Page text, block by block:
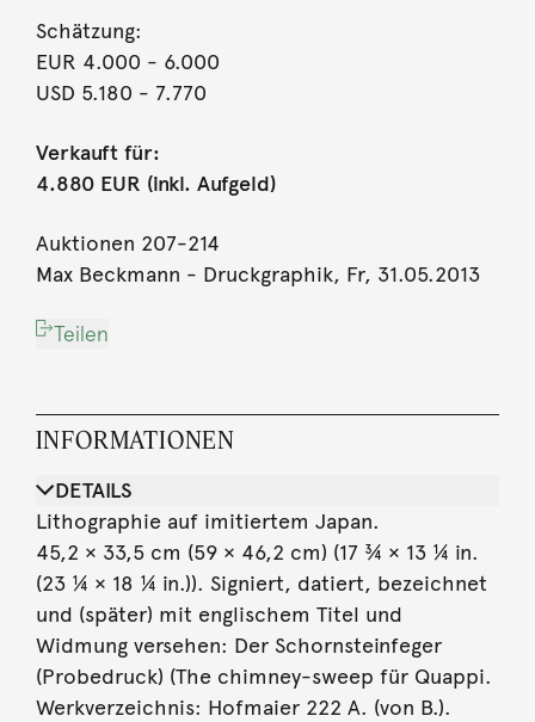
Schätzung:
EUR 4.000 - 6.000
USD 5.180 - 7.770
Verkauft für:
4.880 EUR (inkl. Aufgeld)
Auktionen 207-214
Max Beckmann - Druckgraphik, Fr, 31.05.2013
Teilen
INFORMATIONEN
DETAILS
Lithographie auf imitiertem Japan.
45,2 × 33,5 cm (59 × 46,2 cm) (17 ¾ × 13 ¼ in.
(23 ¼ × 18 ¼ in.)). Signiert, datiert, bezeichnet
und (später) mit englischem Titel und
Widmung versehen: Der Schornsteinfeger
(Probedruck) (The chimney-sweep für Quappi.
Werkverzeichnis: Hofmaier 222 A. (von B.).